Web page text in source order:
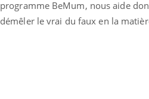
programme BeMum, nous aide
démêler le vrai du faux en la
West Nile : que se passe-
t-il dans le sud de la
France ?